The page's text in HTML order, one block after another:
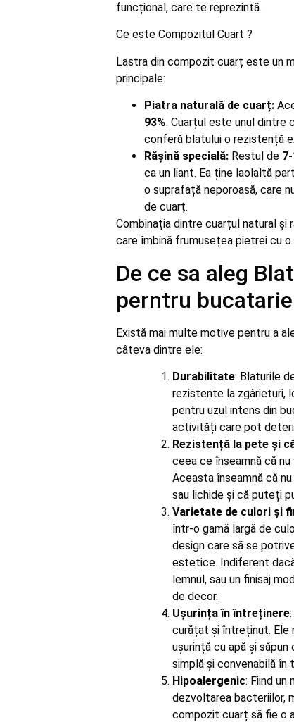
funcțional, care te reprezintă.
Ce este Compozitul Cuart ?
Lastra din compozit cuarț este un
principale:
Piatra naturală de cuarț:
93%. Cuarțul este unul dintre
conferă blatului o rezistență
Rășină specială: Restul de
ca un liant. Ea ține laolaltă
o suprafață neporoasă, care
de cuarț.
Combinația dintre cuarțul natural și
care îmbină frumusețea pietrei cu
De ce sa aleg
perntru
Există mai multe motive pentru a
câteva dintre ele:
Durabilitate: Blaturile
rezistente la zgârieturi,
pentru uzul intens din
activități care pot
Rezistență la pete și
ceea ce înseamnă că
Aceasta înseamnă că
sau lichide și că puteți
Varietate de culori și
într-o gamă largă de
design care să se
estetice. Indiferent
lemnul, sau un finisaj
de decor.
Ușurința în întreținere
curățat și întreținut. Ele
ușurință cu apă și
simplă și convenabilă în
Hipoalergenic: Fiind un
dezvoltarea bacteriilor,
compozit cuarț să fie o